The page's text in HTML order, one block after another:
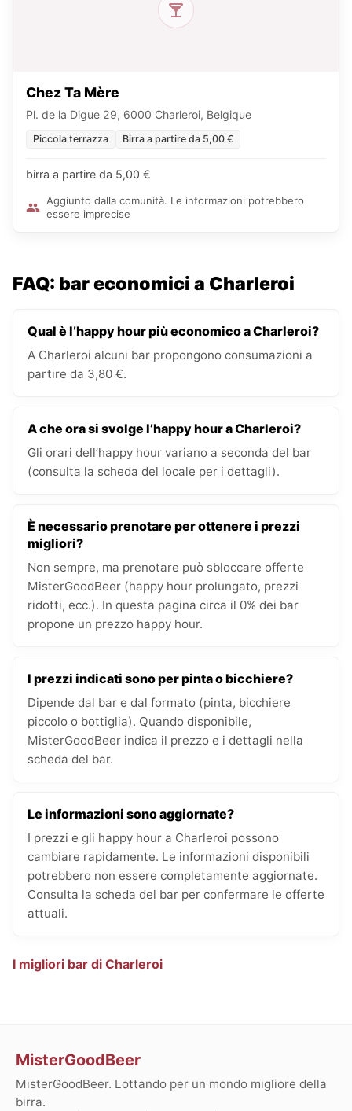
Chez Ta Mère
Pl. de la Digue 29, 6000 Charleroi, Belgique
Piccola terrazza Birra a partire da 5,00 €
birra a partire da 5,00 €
Aggiunto dalla comunità. Le informazioni potrebbero
essere imprecise
FAQ: bar economici a Charleroi
Qual è l’happy hour più economico a Charleroi?
A Charleroi alcuni bar propongono consumazioni a
partire da 3,80 €.
A che ora si svolge l’happy hour a Charleroi?
Gli orari dell’happy hour variano a seconda del bar
(consulta la scheda del locale per i dettagli).
È necessario prenotare per ottenere i prezzi
migliori?
Non sempre, ma prenotare può sbloccare offerte
MisterGoodBeer (happy hour prolungato, prezzi
ridotti, ecc.). In questa pagina circa il 0% dei bar
propone un prezzo happy hour.
I prezzi indicati sono per pinta o bicchiere?
Dipende dal bar e dal formato (pinta, bicchiere
piccolo o bottiglia). Quando disponibile,
MisterGoodBeer indica il prezzo e i dettagli nella
scheda del bar.
Le informazioni sono aggiornate?
I prezzi e gli happy hour a Charleroi possono
cambiare rapidamente. Le informazioni disponibili
potrebbero non essere completamente aggiornate.
Consulta la scheda del bar per confermare le offerte
attuali.
I migliori bar di Charleroi
MisterGoodBeer
MisterGoodBeer. Lottando per un mondo migliore della
birra.